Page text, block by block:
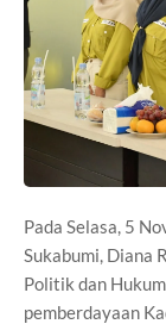
Pada Selasa, 5
Sukabumi, Diana
Politik dan
pemberdayaan